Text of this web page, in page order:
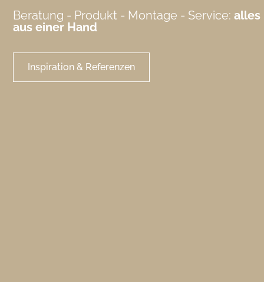
Beratung - Produkt - Montage - Service: alles
aus einer Hand
Inspiration & Referenzen